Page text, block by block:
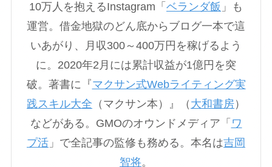
10万人を抱えるInstagram「 ベランダ飯 」も
運営。借金地獄のどん底からブログ一本で這
いあがり、月収300～400万円を稼げるよう
に。2020年2月には累計収益が1億円を突
破。著書に『マクサン式Webライティング実
践スキル大全 （マクサン本）』（ 大和書房）
などがある。GMOのオウンドメディア「 ワ
プ活 」で全記事の監修も務める。本名は吉岡
智将。